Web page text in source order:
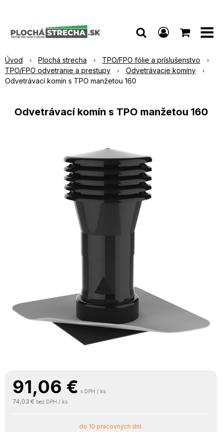
Úvod Plochá strecha
TPO/FPO fólie a príslušenstvo
TPO/FPO odvetranie a prestupy
Odvetrávacie komíny
Odvetrávací komín s TPO manžetou 160
Odvetrávací komín s TPO manžetou 160
91,06 € s DPH / ks
74,03 € bez DPH / ks
do 10 pracovných dní.